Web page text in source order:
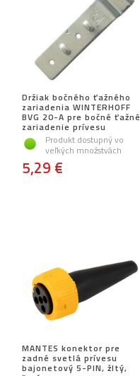
Držiak bočného ťažného
zariadenia WINTERHOFF
BVG 20-A pre bočné ťažné
zariadenie prívesu
Produkt dostupný vo
veľkých množstvách
5,29 €
MANTES konektor pre
zadné svetlá prívesu
bajonetový 5-PIN, žltý,